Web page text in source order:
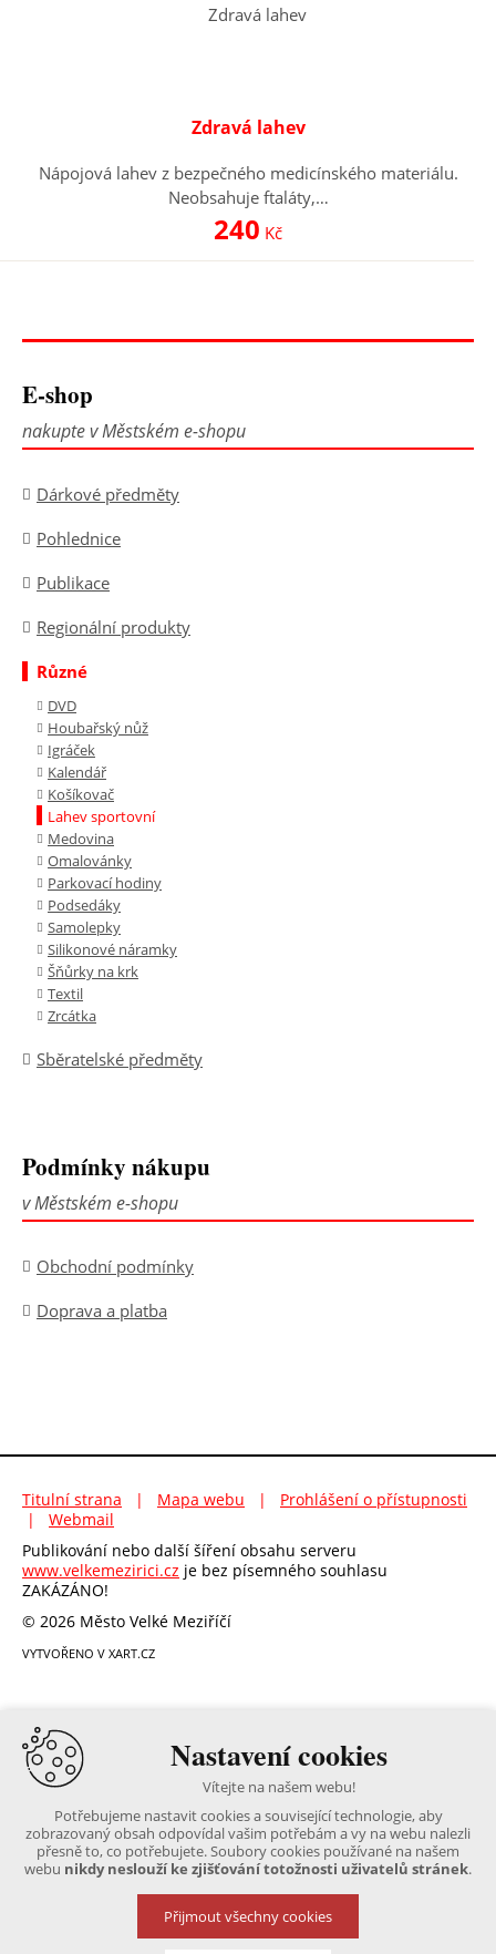
Zdravá lahev
Nápojová lahev z bezpečného medicínského materiálu.
Neobsahuje ftaláty,…
240 Kč
E-shop
nakupte v Městském e-shopu
Dárkové předměty
Pohlednice
Publikace
Regionální produkty
Různé
DVD
Houbařský nůž
Igráček
Kalendář
Košíkovač
Lahev sportovní
Medovina
Omalovánky
Parkovací hodiny
Podsedáky
Samolepky
Silikonové náramky
Šňůrky na krk
Textil
Zrcátka
Sběratelské předměty
Podmínky nákupu
v Městském e-shopu
Obchodní podmínky
Doprava a platba
Titulní strana | Mapa webu | Prohlášení o přístupnosti
| Webmail
Publikování nebo další šíření obsahu serveru
www.velkemezirici.cz je bez písemného souhlasu
ZAKÁZÁNO!
© 2026 Město Velké Meziříčí
VYTVOŘENO V XART.CZ
Nastavení cookies
Vítejte na našem webu!
Potřebujeme nastavit cookies a související technologie, aby
zobrazovaný obsah odpovídal vašim potřebám a vy na webu nalezli
přesně to, co potřebujete. Soubory cookies používané na našem
webu nikdy neslouží ke zjišťování totožnosti uživatelů stránek.
Přijmout všechny cookies